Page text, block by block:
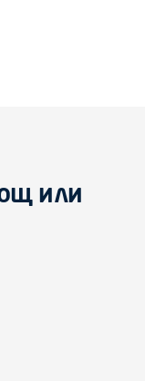
или